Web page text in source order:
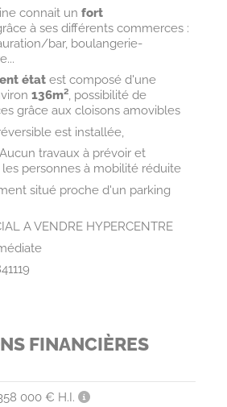
connait un fort
à ses différents commerces :
bar, boulangerie-
étatest composé d'une
136m², possibilité de
grâce aux cloisons amovibles
est installée,
travaux à prévoir et
personnes à mobilité réduite
situé proche d'un parking
A VENDRE HYPERCENTRE
FINANCIÈRES
000 € H.I.